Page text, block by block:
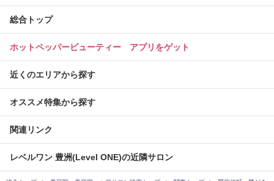
総合トップ
ホットペッパービューティー アプリをゲット
近くのエリアから探す
オススメ特集から探す
関連リンク
レベルワン 豊洲(Level ONE)の近隣サロン